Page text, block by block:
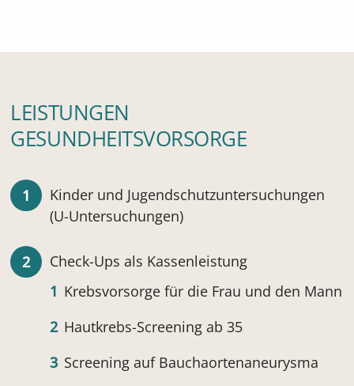
LEISTUNGEN
GESUNDHEITSVORSORGE
Kinder und Jugendschutzuntersuchungen
(U-Untersuchungen)
Check-Ups als Kassenleistung
Krebsvorsorge für die Frau und den Mann
Hautkrebs-Screening ab 35
Screening auf Bauchaortenaneurysma